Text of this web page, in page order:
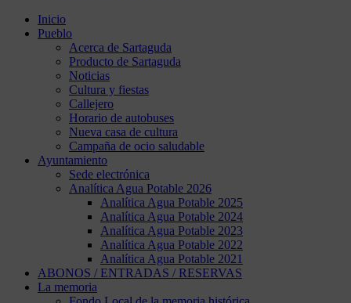
Inicio
Pueblo
Acerca de Sartaguda
Producto de Sartaguda
Noticias
Cultura y fiestas
Callejero
Horario de autobuses
Nueva casa de cultura
Campaña de ocio saludable
Ayuntamiento
Sede electrónica
Analítica Agua Potable 2026
Analítica Agua Potable 2025
Analítica Agua Potable 2024
Analítica Agua Potable 2023
Analítica Agua Potable 2022
Analítica Agua Potable 2021
ABONOS / ENTRADAS / RESERVAS
La memoria